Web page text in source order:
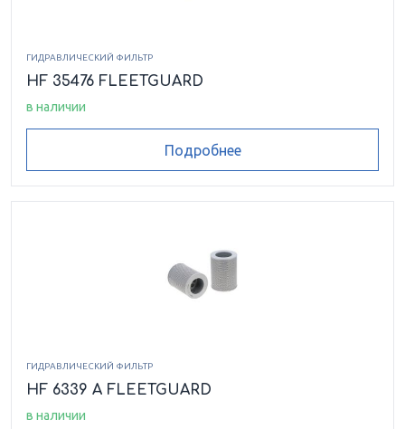
ГИДРАВЛИЧЕСКИЙ ФИЛЬТР
HF 35476 FLEETGUARD
в наличии
Подробнее
ГИДРАВЛИЧЕСКИЙ ФИЛЬТР
HF 6339 A FLEETGUARD
в наличии